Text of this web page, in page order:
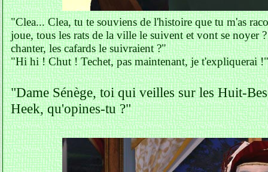
"Clea... Clea, tu te souviens de l'histoire que tu m'as
joue, tous les rats de la ville le suivent et vont se noyer
chanter, les cafards le suivraient ?"
"Hi hi ! Chut ! Techet, pas maintenant, je t'expliquerai
"Dame Sénège, toi qui veilles sur les Huit-
Heek, qu'opines-tu ?"